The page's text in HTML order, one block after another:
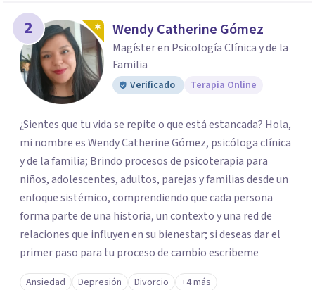
2 Wendy Catherine Gómez
Magíster en Psicología Clínica y de la
Familia
Verificado Terapia Online
¿Sientes que tu vida se repite o que está estancada? Hola,
mi nombre es Wendy Catherine Gómez, psicóloga clínica
y de la familia; Brindo procesos de psicoterapia para
niños, adolescentes, adultos, parejas y familias desde un
enfoque sistémico, comprendiendo que cada persona
forma parte de una historia, un contexto y una red de
relaciones que influyen en su bienestar; si deseas dar el
primer paso para tu proceso de cambio escribeme
Ansiedad Depresión Divorcio +4 más